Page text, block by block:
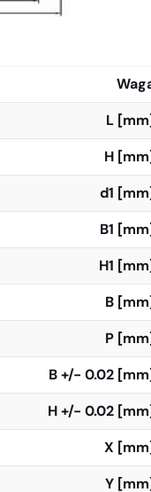
L
H
d1
B1
H1
B
P
B +/- 0.02
H +/- 0.02
X
Y